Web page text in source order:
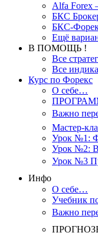
Alfa Forex
БКС
БКС-
Ещё
В ПОМОЩЬ !
Все
Все
Курс по Форекс
О себе…
Важно
Мастер-
Урок №1:
Урок №2:
Урок №3
Инфо
О себе…
Учебник
Важно